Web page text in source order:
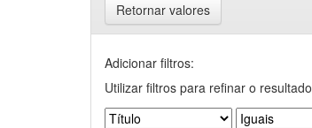
Retornar valores
Adicionar filtros:
Utilizar filtros para refinar o